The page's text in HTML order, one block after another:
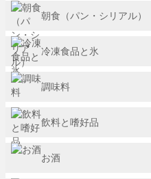
朝食（パン・シリアル）
冷凍食品と氷
調味料
飲料と嗜好品
お酒